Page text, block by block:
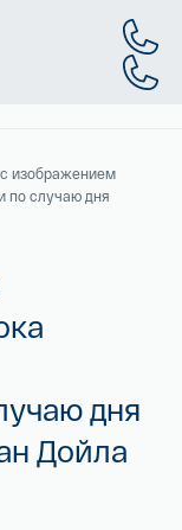
изображением
по случаю дня
дня
Дойла